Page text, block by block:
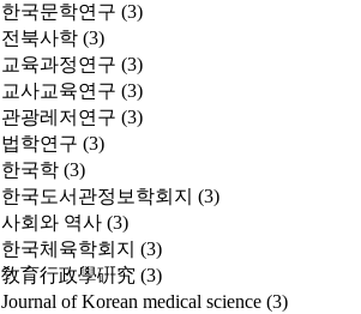
한국문학연구 (3)
전북사학 (3)
교육과정연구 (3)
교사교육연구 (3)
관광레저연구 (3)
법학연구 (3)
한국학 (3)
한국도서관정보학회지 (3)
사회와 역사 (3)
한국체육학회지 (3)
敎育行政學硏究 (3)
Journal of Korean medical science (3)